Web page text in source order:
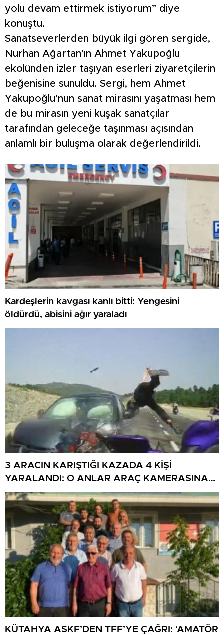
yolu devam ettirmek istiyorum” diye
konuştu.
Sanatseverlerden büyük ilgi gören sergide,
Nurhan Ağartan’ın Ahmet Yakupoğlu
ekolünden izler taşıyan eserleri ziyaretçilerin
beğenisine sunuldu. Sergi, hem Ahmet
Yakupoğlu’nun sanat mirasını yaşatması hem
de bu mirasın yeni kuşak sanatçılar
tarafından geleceğe taşınması açısından
anlamlı bir buluşma olarak değerlendirildi.
Kardeşlerin kavgası kanlı bitti: Yengesini
öldürdü, abisini ağır yaraladı
3 ARACIN KARIŞTIĞI KAZADA 4 KİŞİ
YARALANDI: O ANLAR ARAÇ KAMERASINA
YANSIDI
KÜTAHYA ASKF’DEN TFF’YE ÇAĞRI: ‘AMATÖR